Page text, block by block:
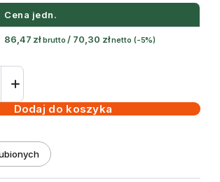
Cena jedn.
86,47 zł brutto / 70,30 zł netto (-5%)
Dodaj do koszyka